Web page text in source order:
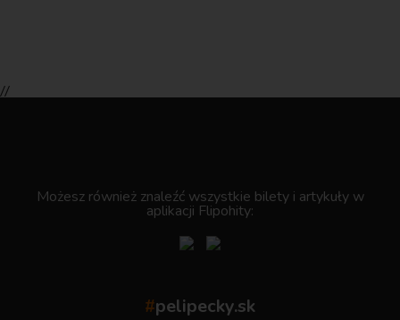
//
Możesz również znaleźć wszystkie bilety i artykuły w
aplikacji Flipohity:
#pelipecky.sk